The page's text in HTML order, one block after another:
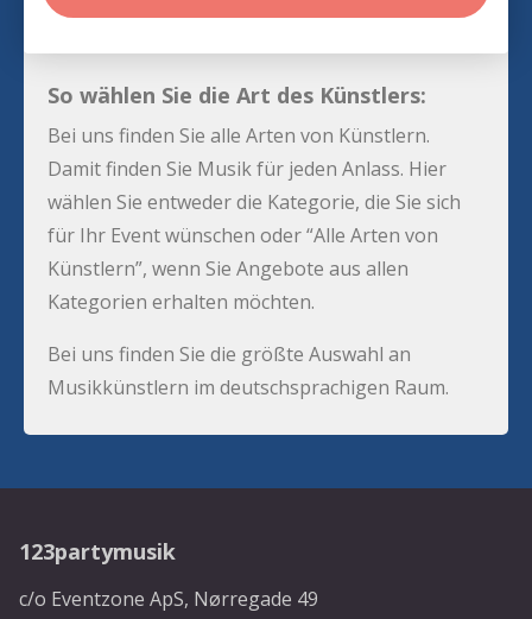
So wählen Sie die Art des Künstlers:
Bei uns finden Sie alle Arten von Künstlern.
Damit finden Sie Musik für jeden Anlass. Hier
wählen Sie entweder die Kategorie, die Sie sich
für Ihr Event wünschen oder “Alle Arten von
Künstlern”, wenn Sie Angebote aus allen
Kategorien erhalten möchten.
Bei uns finden Sie die größte Auswahl an
Musikkünstlern im deutschsprachigen Raum.
123partymusik
c/o Eventzone ApS, Nørregade 49